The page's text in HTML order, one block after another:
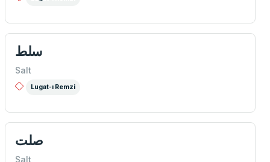
سلط
Salt
Lugat-ı Remzi
صلت
Salt